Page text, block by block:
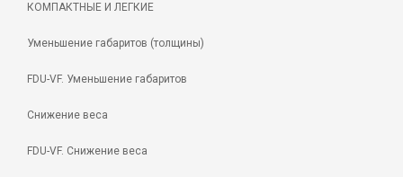
КОМПАКТНЫЕ И ЛЕГКИЕ
Уменьшение габаритов (толщины)
FDU-VF. Уменьшение габаритов
Снижение веса
FDU-VF. Снижение веса